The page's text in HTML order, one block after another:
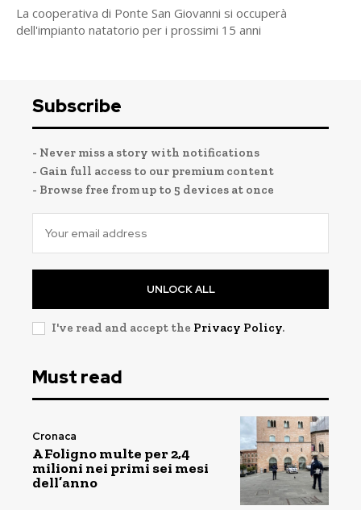
La cooperativa di Ponte San Giovanni si occuperà
dell'impianto natatorio per i prossimi 15 anni
Subscribe
- Never miss a story with notifications
- Gain full access to our premium content
- Browse free from up to 5 devices at once
UNLOCK ALL
I've read and accept the Privacy Policy.
Must read
Cronaca
A Foligno multe per 2,4
milioni nei primi sei mesi
dell’anno